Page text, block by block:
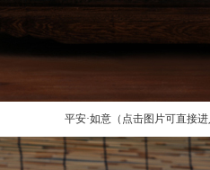
平安·如意（点击图片可直接